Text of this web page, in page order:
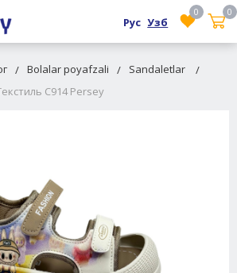
0
0
Рус Узб
Bolalar poyafzali
Sandaletlar
C914 Persey